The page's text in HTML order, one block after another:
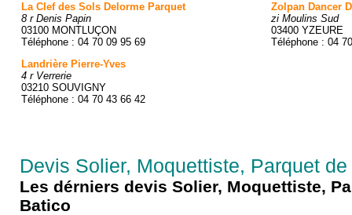
La Clef des Sols Delorme Parquet
8 r Denis Papin
03100 MONTLUÇON
Téléphone : 04 70 09 95 69
Landrière Pierre-Yves
4 r Verrerie
03210 SOUVIGNY
Téléphone : 04 70 43 66 42
Zolpan Dancer
zi Moulins Sud
03400 YZEURE
Téléphone : 04
Devis Solier, Moquettiste, Parquet
Les dérniers devis Solier, Moquettiste,
Batico